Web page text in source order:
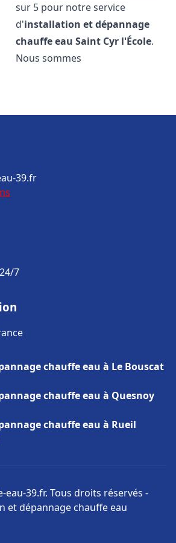
sur 5 pour notre service
d'installation et dépannage
chauffe eau Saint Cyr l'École.
Nous sommes
39.fr
7
chauffe eau à Le Bouscat
chauffe eau à Quesnoy
chauffe eau à Rueil
eau-39.fr. Tous droits réservés -
et dépannage chauffe eau